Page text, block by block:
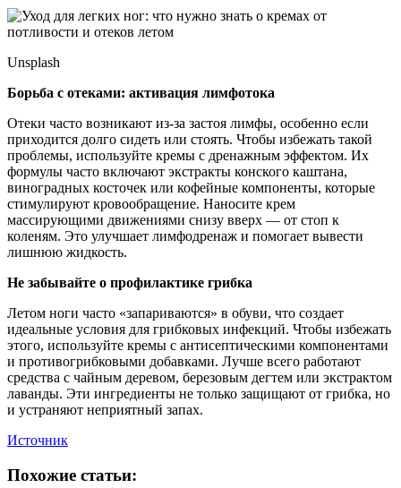
Unsplash
Борьба с отеками: активация лимфотока
Отеки часто возникают из-за застоя лимфы, особенно если
приходится долго сидеть или стоять. Чтобы избежать такой
проблемы, используйте кремы с дренажным эффектом. Их
формулы часто включают экстракты конского каштана,
виноградных косточек или кофейные компоненты, которые
стимулируют кровообращение. Наносите крем
массирующими движениями снизу вверх — от стоп к
коленям. Это улучшает лимфодренаж и помогает вывести
лишнюю жидкость.
Не забывайте о профилактике грибка
Летом ноги часто «запариваются» в обуви, что создает
идеальные условия для грибковых инфекций. Чтобы избежать
этого, используйте кремы с антисептическими компонентами
и противогрибковыми добавками. Лучше всего работают
средства с чайным деревом, березовым дегтем или экстрактом
лаванды. Эти ингредиенты не только защищают от грибка, но
и устраняют неприятный запах.
Источник
Похожие статьи: